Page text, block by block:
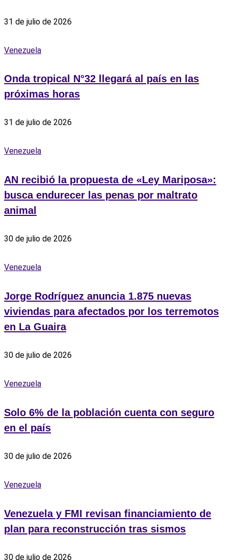
31 de julio de 2026
Venezuela
Onda tropical N°32 llegará al país en las
próximas horas
31 de julio de 2026
Venezuela
AN recibió la propuesta de «Ley Mariposa»:
busca endurecer las penas por maltrato
animal
30 de julio de 2026
Venezuela
Jorge Rodríguez anuncia 1.875 nuevas
viviendas para afectados por los terremotos
en La Guaira
30 de julio de 2026
Venezuela
Solo 6% de la población cuenta con seguro
en el país
30 de julio de 2026
Venezuela
Venezuela y FMI revisan financiamiento de
plan para reconstrucción tras sismos
30 de julio de 2026